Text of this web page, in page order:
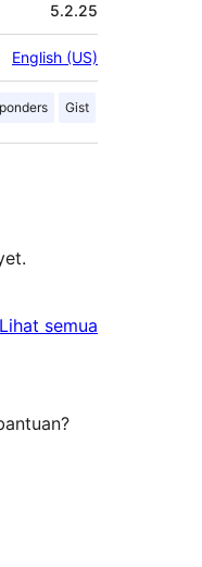
5.2.25
English (US)
Gist
Lihat semua